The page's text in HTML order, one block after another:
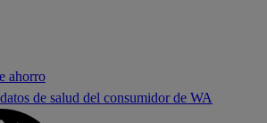
ahorro
de salud del consumidor de WA